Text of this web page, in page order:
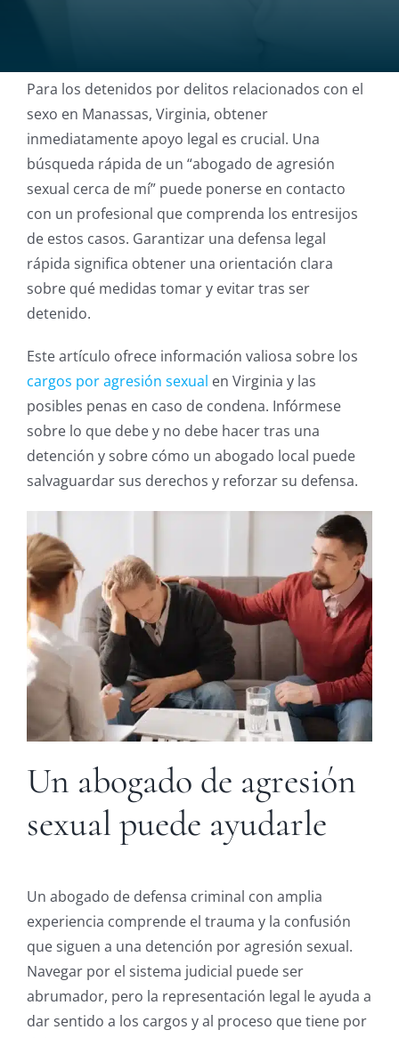
Para los detenidos por delitos relacionados con el
sexo en Manassas, Virginia, obtener
inmediatamente apoyo legal es crucial. Una
búsqueda rápida de un “abogado de agresión
sexual cerca de mí” puede ponerse en contacto
con un profesional que comprenda los entresijos
de estos casos. Garantizar una defensa legal
rápida significa obtener una orientación clara
sobre qué medidas tomar y evitar tras ser
detenido.
Este artículo ofrece información valiosa sobre los
cargos por agresión sexual en Virginia y las
posibles penas en caso de condena. Infórmese
sobre lo que debe y no debe hacer tras una
detención y sobre cómo un abogado local puede
salvaguardar sus derechos y reforzar su defensa.
Un abogado de agresión
sexual puede ayudarle
Un abogado de defensa criminal con amplia
experiencia comprende el trauma y la confusión
que siguen a una detención por agresión sexual.
Navegar por el sistema judicial puede ser
abrumador, pero la representación legal le ayuda a
dar sentido a los cargos y al proceso que tiene por